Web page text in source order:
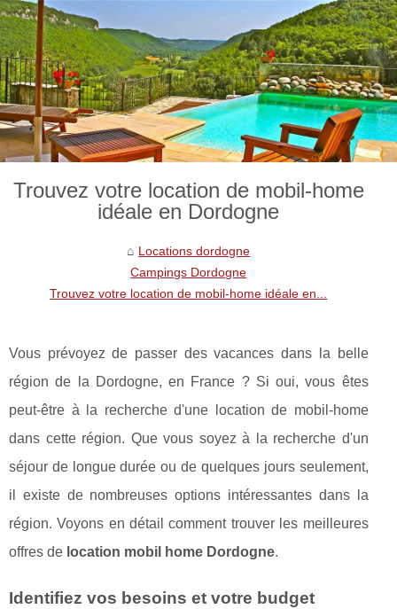
Trouvez votre location de mobil-home
idéale en Dordogne
Locations dordogne
Campings Dordogne
Trouvez votre location de mobil-home idéale en...
Vous prévoyez de passer des vacances dans la belle
région de la Dordogne, en France ? Si oui, vous êtes
peut-être à la recherche d'une location de mobil-home
dans cette région. Que vous soyez à la recherche d'un
séjour de longue durée ou de quelques jours seulement,
il existe de nombreuses options intéressantes dans la
région. Voyons en détail comment trouver les meilleures
offres de location mobil home Dordogne.
Identifiez vos besoins et votre budget